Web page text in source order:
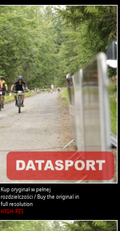
Kup oryginał w pełnej
rozdzielczości / Buy the original in
full resolution
HIGH-RES